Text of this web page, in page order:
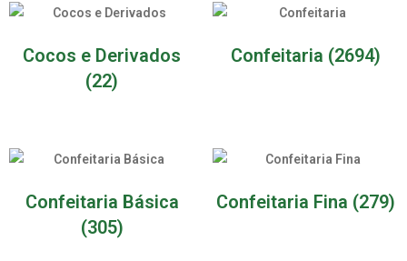
Cocos e Derivados
(22)
Confeitaria (2694)
Confeitaria Básica
(305)
Confeitaria Fina (279)